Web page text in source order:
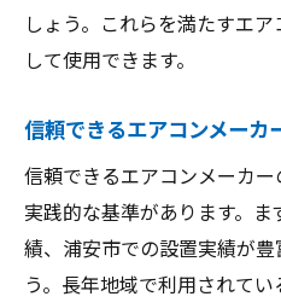
しょう。これらを満たすエ
して使用できます。
信頼できるエアコンメーカ
信頼できるエアコンメーカ
実践的な基準があります。
績、浦安市での設置実績が
う。長年地域で利用されて